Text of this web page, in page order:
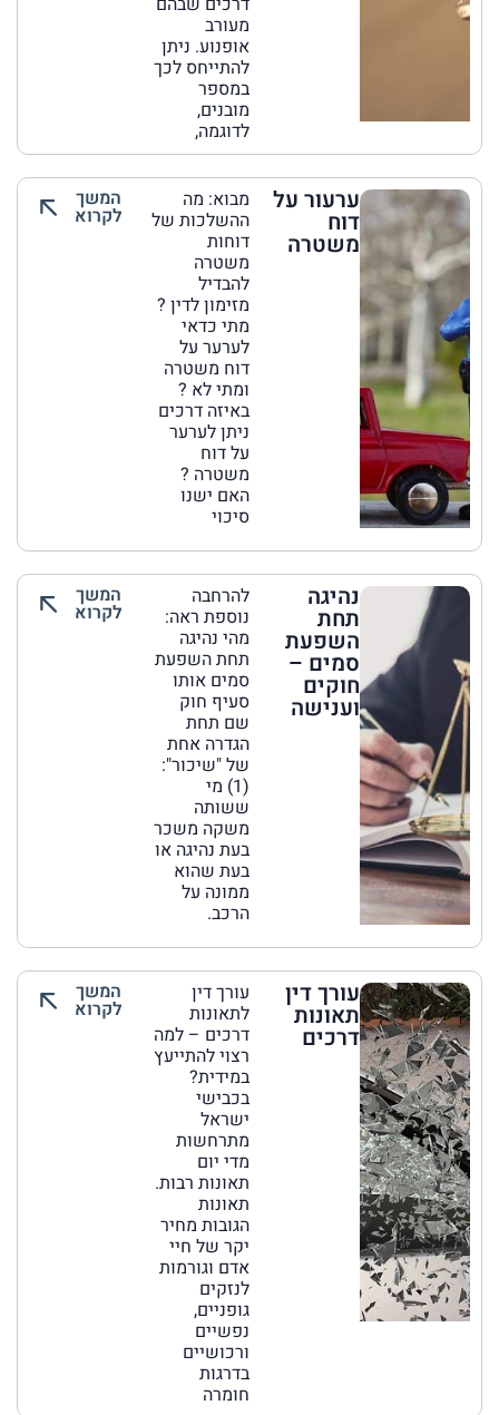
מעורב
אופנוע. ניתן
להתייחס לכך
במספר
מובנים,
לדוגמה,
ערעור על
דוח
משטרה
מבוא: מה
ההשלכות של
דוחות
משטרה
להבדיל
מזימון לדין ?
מתי כדאי
לערער על
דוח משטרה
ומתי לא ?
באיזה דרכים
ניתן לערער
על דוח
משטרה ?
האם ישנו
סיכוי
המשך
לקרוא
נהיגה
תחת
השפעת
סמים –
חוקים
וענישה
להרחבה
נוספת ראה:
מהי נהיגה
תחת השפעת
סמים אותו
סעיף חוק
שם תחת
הגדרה אחת
של "שיכור":
(1) מי
ששותה
משקה משכר
בעת נהיגה או
בעת שהוא
ממונה על
הרכב.
המשך
לקרוא
עורך דין
תאונות
דרכים
עורך דין
לתאונות
דרכים – למה
רצוי להתייעץ
במידית?
בכבישי
ישראל
מתרחשות
מדי יום
תאונות רבות.
תאונות
הגובות מחיר
יקר של חיי
אדם וגורמות
לנזקים
גופניים,
נפשיים
ורכושיים
בדרגות
חומרה
המשך
לקרוא